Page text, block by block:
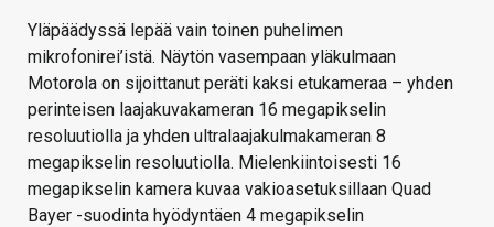
Yläpäädyssä lepää vain toinen puhelimen
mikrofonirei’istä. Näytön vasempaan yläkulmaan
Motorola on sijoittanut peräti kaksi etukameraa – yhden
perinteisen laajakuvakameran 16 megapikselin
resoluutiolla ja yhden ultralaajakulmakameran 8
megapikselin resoluutiolla. Mielenkiintoisesti 16
megapikselin kamera kuvaa vakioasetuksillaan Quad
Bayer -suodinta hyödyntäen 4 megapikselin